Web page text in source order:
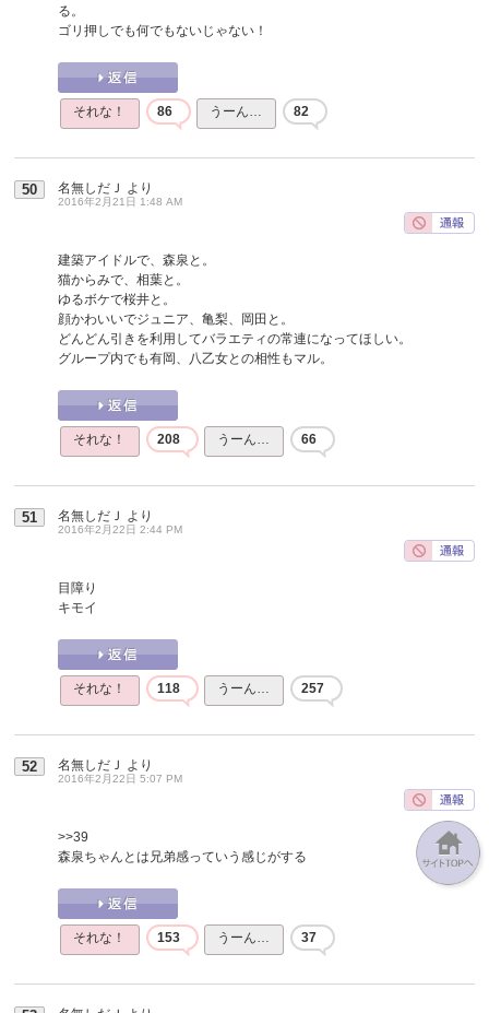
る。
ゴリ押しでも何でもないじゃない！
それな！ 86 うーん… 82
50 名無しだＪ より
2016年2月21日 1:48 AM
建築アイドルで、森泉と。
猫からみで、相葉と。
ゆるボケで桜井と。
顔かわいいでジュニア、亀梨、岡田と。
どんどん引きを利用してバラエティの常連になってほしい。
グループ内でも有岡、八乙女との相性もマル。
それな！ 208 うーん… 66
51 名無しだＪ より
2016年2月22日 2:44 PM
目障り
キモイ
それな！ 118 うーん… 257
52 名無しだＪ より
2016年2月22日 5:07 PM
>>39
森泉ちゃんとは兄弟感っていう感じがする
それな！ 153 うーん… 37